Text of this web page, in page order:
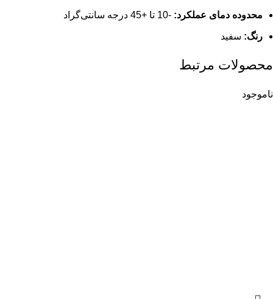
محدوده دمای عملکرد: -10 تا +45 درجه سانتی‌گراد
رنگ: سفید
محصولات مرتبط
ناموجود